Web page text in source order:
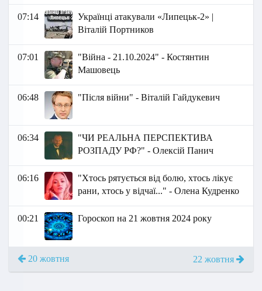
07:14
Українці атакували «Липецьк-2» |
Віталій Портников
07:01
"Війна - 21.10.2024" - Костянтин
Машовець
06:48 "Після війни" - Віталій Гайдукевич
06:34
"ЧИ РЕАЛЬНА ПЕРСПЕКТИВА
РОЗПАДУ РФ?" - Олексій Панич
06:16
"Хтось рятується від болю, хтось лікує
рани, хтось у відчаї..." - Олена Кудренко
00:21 Гороскоп на 21 жовтня 2024 року
20 жовтня 22 жовтня